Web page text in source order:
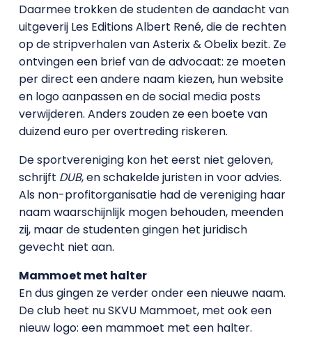
Daarmee trokken de studenten de aandacht van
uitgeverij Les Editions Albert René, die de rechten
op de stripverhalen van Asterix & Obelix bezit. Ze
ontvingen een brief van de advocaat: ze moeten
per direct een andere naam kiezen, hun website
en logo aanpassen en de social media posts
verwijderen. Anders zouden ze een boete van
duizend euro per overtreding riskeren.
De sportvereniging kon het eerst niet geloven,
schrijft DUB, en schakelde juristen in voor advies.
Als non-profitorganisatie had de vereniging haar
naam waarschijnlijk mogen behouden, meenden
zij, maar de studenten gingen het juridisch
gevecht niet aan.
Mammoet met halter
En dus gingen ze verder onder een nieuwe naam.
De club heet nu SKVU Mammoet, met ook een
nieuw logo: een mammoet met een halter.